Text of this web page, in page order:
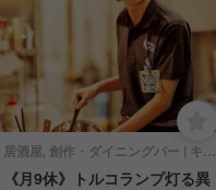
居酒屋, 創作・ダイニングバー | キッチンスタッフ
《月9休》トルコランプ灯る異